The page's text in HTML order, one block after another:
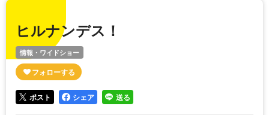
ヒルナンデス！
情報・ワイドショー
ポスト シェア 送る